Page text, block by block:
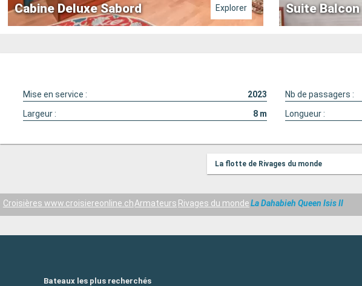
Cabine Deluxe Sabord Explorer Suite Balcon
Mise en service : 2023 Nb de passagers :
Largeur :
8m Longueur :
La flotte de Rivages du monde
Croisières www.croisiereonline.chArmateurs Rivages du mondeLa Dahabieh Queen Isis II
Bateaux les plus recherchés